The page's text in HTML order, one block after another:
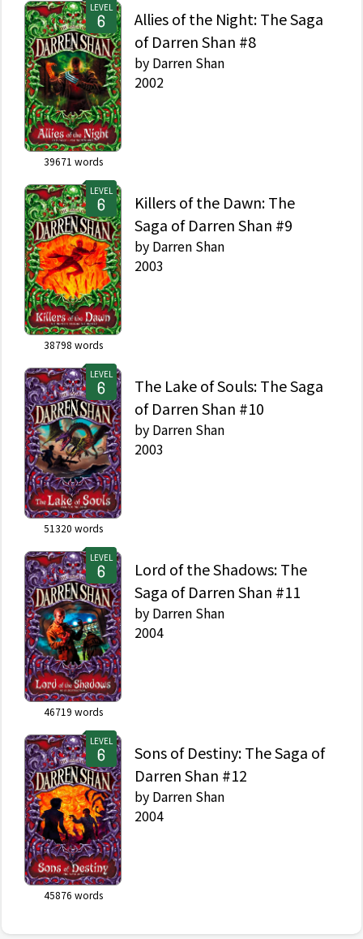
LEVEL
39671 words
Allies of the Night: The Saga
of Darren Shan #8
by Darren Shan
2002
LEVEL
38798 words
Killers of the Dawn: The
Saga of Darren Shan #9
by Darren Shan
2003
LEVEL
51320 words
The Lake of Souls: The Saga
of Darren Shan #10
by Darren Shan
2003
LEVEL
46719 words
Lord of the Shadows: The
Saga of Darren Shan #11
by Darren Shan
2004
LEVEL
45876 words
Sons of Destiny: The Saga of
Darren Shan #12
by Darren Shan
2004